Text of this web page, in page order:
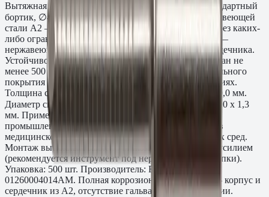
Вытяжная заклёпка Нержавеющая сталь A2/A2, стандартный
бортик, ∅4,0×14,0 мм. Корпус и сердечник из нержавеющей
стали A2 — максимальная коррозионная стойкость без каких-
либо ограничений по среде применения. Материал —
нержавеющая сталь A2 (AISI 304) для корпуса и сердечника.
Устойчивость к коррозии: выдерживает соляной туман не
менее 500 часов по ISO 9227. Не требует дополнительного
покрытия или обслуживания в открытых конструкциях.
Толщина скрепляемого пакета материалов E: 8,5 - 10,0 мм.
Диаметр сверления: 4,1 мм. Параметры бортика: ∅8,0 x 1,3
мм. Применяется в морской, химической и пищевой
промышленности, на открытых фасадах и кровлях, в
медицинском оборудовании и условиях агрессивных сред.
Монтаж вытяжным заклёпочником с повышенным усилием
(рекомендуется инструмент под нержавеющие заклёпки).
Упаковка: 500 шт. Производитель: Fasty. Артикул:
01260004014AM. Полная коррозионная стойкость — корпус и
сердечник из A2, отсутствие гальванической коррозии.